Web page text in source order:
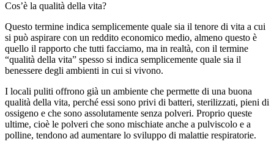
Cos’è la qualità della vita?
Questo termine indica semplicemente quale sia il tenore di vita a cui
si può aspirare con un reddito economico medio, almeno questo è
quello il rapporto che tutti facciamo, ma in realtà, con il termine
“qualità della vita” spesso si indica semplicemente quale sia il
benessere degli ambienti in cui si vivono.
I locali puliti offrono già un ambiente che permette di una buona
qualità della vita, perché essi sono privi di batteri, sterilizzati, pieni di
ossigeno e che sono assolutamente senza polveri. Proprio queste
ultime, cioè le polveri che sono mischiate anche a pulviscolo e a
polline, tendono ad aumentare lo sviluppo di malattie respiratorie.